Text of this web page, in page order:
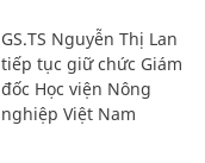
GS.TS Nguyễn Thị Lan
tiếp tục giữ chức Giám
đốc Học viện Nông
nghiệp Việt Nam